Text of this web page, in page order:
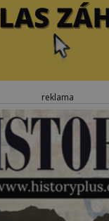
reklama